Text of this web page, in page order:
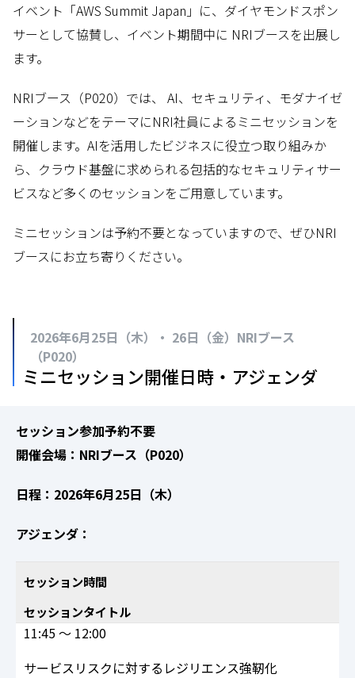
イベント「AWS Summit Japan」に、ダイヤモンドスポン
サーとして協賛し、イベント期間中に NRIブースを出展し
ます。
NRIブース（P020）では、 AI、セキュリティ、モダナイゼ
ーションなどをテーマにNRI社員によるミニセッションを
開催します。AIを活用したビジネスに役立つ取り組みか
ら、クラウド基盤に求められる包括的なセキュリティサー
ビスなど多くのセッションをご用意しています。
ミニセッションは予約不要となっていますので、ぜひNRI
ブースにお立ち寄りください。
2026年6月25日（木）・ 26日（金）NRIブース
（P020）
ミニセッション開催日時・アジェンダ
セッション参加予約不要
開催会場：NRIブース（P020）
日程：2026年6月25日（木）
アジェンダ：
セッション時間
セッションタイトル
11:45 ～ 12:00
サービスリスクに対するレジリエンス強靭化